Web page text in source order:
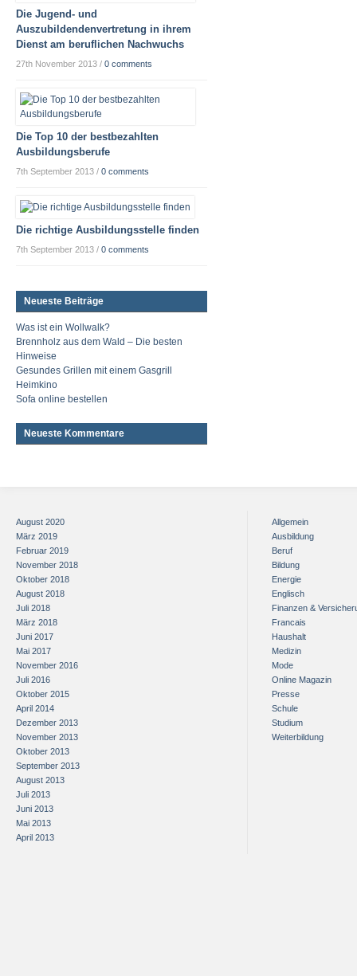
Die Jugend- und
Auszubildendenvertretung in ihrem
Dienst am beruflichen Nachwuchs
27th November 2013 / 0 comments
Die Top 10 der bestbezahlten
Ausbildungsberufe
7th September 2013 / 0 comments
Die richtige Ausbildungsstelle finden
7th September 2013 / 0 comments
Neueste Beiträge
Was ist ein Wollwalk?
Brennholz aus dem Wald – Die besten
Hinweise
Gesundes Grillen mit einem Gasgrill
Heimkino
Sofa online bestellen
Neueste Kommentare
August 2020
März 2019
Februar 2019
November 2018
Oktober 2018
August 2018
Juli 2018
März 2018
Juni 2017
Mai 2017
November 2016
Juli 2016
Oktober 2015
April 2014
Dezember 2013
November 2013
Oktober 2013
September 2013
August 2013
Juli 2013
Juni 2013
Mai 2013
April 2013
Allgemein
Ausbildung
Beruf
Bildung
Energie
Englisch
Finanzen &
Francais
Haushalt
Medizin
Mode
Online Magazin
Presse
Schule
Studium
Weiterbildung